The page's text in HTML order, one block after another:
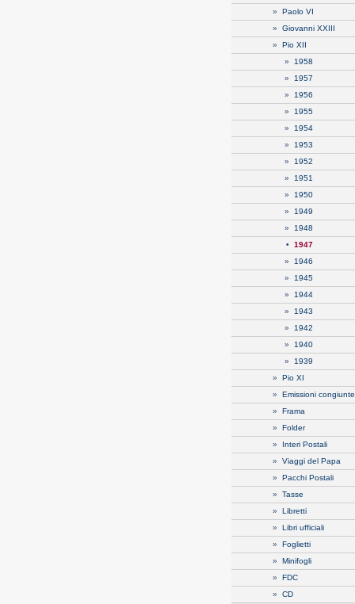
» Paolo VI
» Giovanni XXIII
» Pio XII
» 1958
» 1957
» 1956
» 1955
» 1954
» 1953
» 1952
» 1951
» 1950
» 1949
» 1948
• 1947
» 1946
» 1945
» 1944
» 1943
» 1942
» 1940
» 1939
» Pio XI
» Emissioni congiunte
» Frama
» Folder
» Interi Postali
» Viaggi del Papa
» Pacchi Postali
» Tasse
» Libretti
» Libri ufficiali
» Foglietti
» Minifogli
» FDC
» CD